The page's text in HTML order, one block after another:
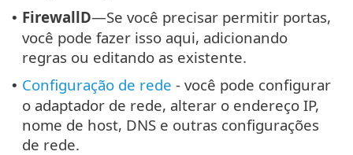
• FirewallD—Se você precisar permitir portas,
você pode fazer isso aqui, adicionando
regras ou editando as existente.
• Configuração de rede - você pode configurar
o adaptador de rede, alterar o endereço IP,
nome de host, DNS e outras configurações
de rede.